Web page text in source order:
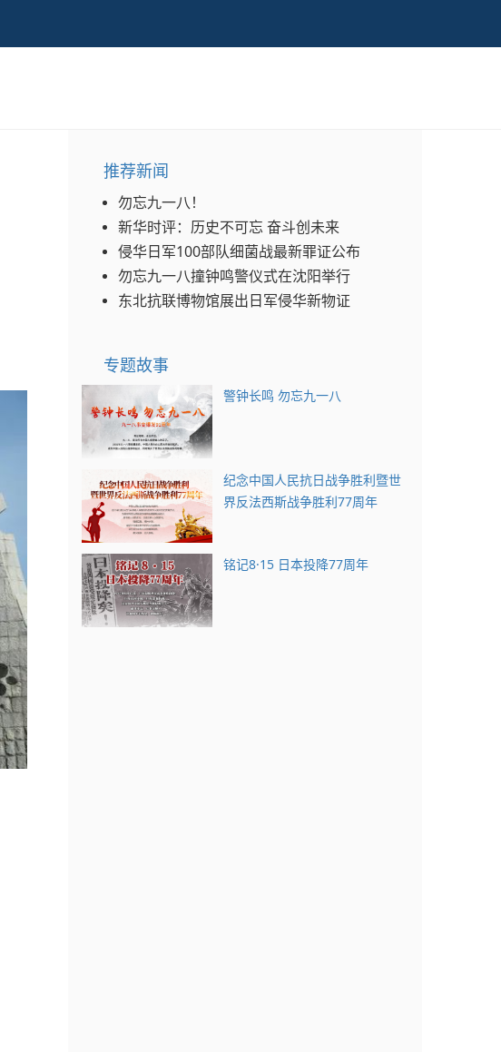
推荐新闻
勿忘九一八！
新华时评：历史不可忘 奋斗创未来
侵华日军100部队细菌战最新罪证公布
勿忘九一八撞钟鸣警仪式在沈阳举行
东北抗联博物馆展出日军侵华新物证
专题故事
警钟长鸣 勿忘九一八
纪念中国人民抗日战争胜利暨世
界反法西斯战争胜利77周年
铭记8·15 日本投降77周年